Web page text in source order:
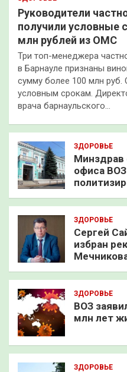
Руководители
получили условные
млн рублей из ОМС
Три топ-менеджера
в Барнауле признаны
сумму более 100 млн
условным срокам.
врача барнаульского…
ЗДОРОВЬЕ
Минздрав
офиса
ЗДОРОВЬЕ
Сергей
избран
ЗДОРОВЬЕ
ВОЗ
млн лет
ЗДОРОВЬЕ